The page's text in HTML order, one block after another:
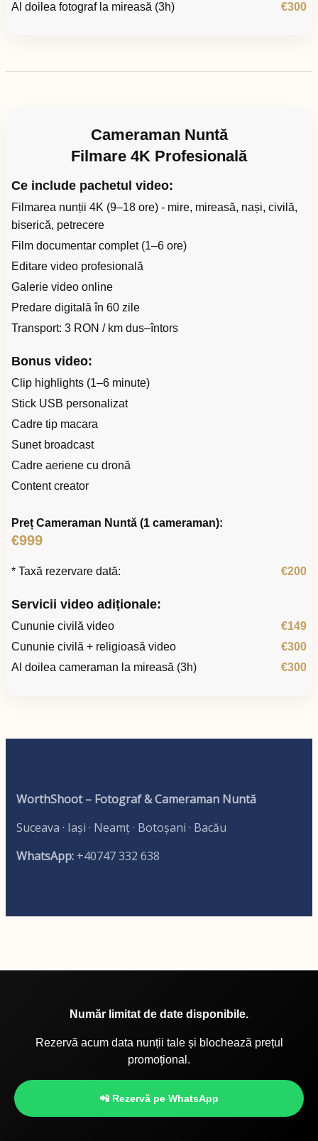
Al doilea fotograf la mireasă (3h)
€300
Cameraman Nuntă
Filmare 4K Profesională
Ce include pachetul video:
Filmarea nunții 4K (9–18 ore) - mire, mireasă, nași, civilă,
biserică, petrecere
Film documentar complet (1–6 ore)
Editare video profesională
Galerie video online
Predare digitală în 60 zile
Transport: 3 RON / km dus–întors
Bonus video:
Clip highlights (1–6 minute)
Stick USB personalizat
Cadre tip macara
Sunet broadcast
Cadre aeriene cu dronă
Content creator
Preț Cameraman Nuntă (1 cameraman):
€999
* Taxă rezervare dată: €200
Servicii video adiționale:
Cununie civilă video
€149
Cununie civilă + religioasă video
€300
Al doilea cameraman la mireasă (3h)
€300
WorthShoot – Fotograf & Cameraman Nuntă
Suceava · Iași · Neamț · Botoșani · Bacău
WhatsApp: +40747 332 638
Număr limitat de date disponibile.
Rezervă acum data nunții tale și blochează prețul
promoțional.
📲 Rezervă pe WhatsApp